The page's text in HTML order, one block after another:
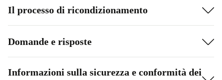
Il processo di ricondizionamento
Domande e risposte
Informazioni sulla sicurezza e conformità dei